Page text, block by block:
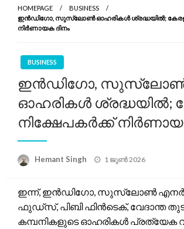
HOMEPAGE
BUSINESS
ഇൻഡിഗോ, സുസ്ലോൺ ഓഹരികൾ ശ്രദ്ധയിൽ; കേരള
നിർണായക ദിനം
BUSINESS
ഇൻഡിഗോ,
ഓഹരികൾ ശ്രദ്ധയിൽ;
നിക്ഷേപകർക്ക്
Hemant Singh
Posted
1 ജൂൺ 2026
ഇന്ന്, ഇൻഡിഗോ, സുസ്ലോൺ
ഫുഡ്‌സ്, പിബി ഫിൻടെക്, വേദാന്ത
കമ്പനികളുടെ ഓഹരികൾ പ്രത്യേക